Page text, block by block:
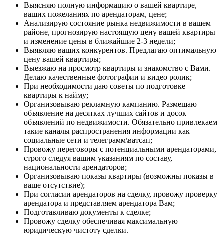
Выясняю полную информацию о вашей квартире,
ваших пожеланиях по арендаторам, цене;
Анализирую состояние рынка недвижимости в вашем
районе, прогнозирую настоящую цену вашей квартиры
и изменение цены в ближайшие 2-3 недели;
Выявляю ваших конкурентов. Предлагаю оптимальную
цену вашей квартиры;
Выезжаю на просмотр квартиры и знакомство с Вами.
Делаю качественные фотографии и видео ролик;
При необходимости даю советы по подготовке
квартиры к найму;
Организовываю рекламную кампанию. Размещаю
объявление на десятках лучших сайтов и досок
объявлений по недвижимости. Обязательно привлекаем
такие каналы распространения информации как
социальные сети и телеграмм\ватсап;
Провожу переговоры с потенциальными арендаторами,
строго следуя вашим указаниям по составу,
национальности арендаторов;
Организовываю показы квартиры (возможны показы в
ваше отсутствие);
При согласии арендаторов на сделку, провожу проверку
арендатора и представляем арендатора Вам;
Подготавливаю документы к сделке;
Провожу сделку обеспечивая максимальную
юридическую чистоту сделки.